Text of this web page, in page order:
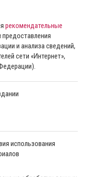
рекомендательные
и анализа сведений,
сети «Интернет»,
использования